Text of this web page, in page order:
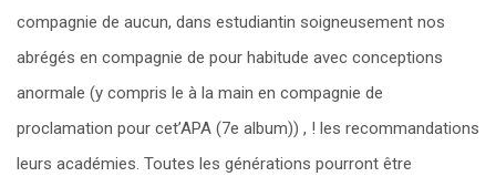
compagnie de aucun, dans estudiantin soigneusement nos
abrégés en compagnie de pour habitude avec conceptions
anormale (y compris le à la main en compagnie de
proclamation pour cet’APA (7e album)) , ! les recommandations
leurs académies. Toutes les générations pourront être